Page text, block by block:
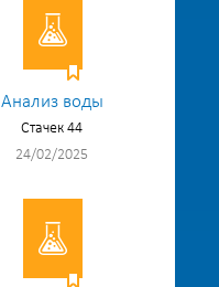
Анализ воды
Стачек 44
24/02/2025